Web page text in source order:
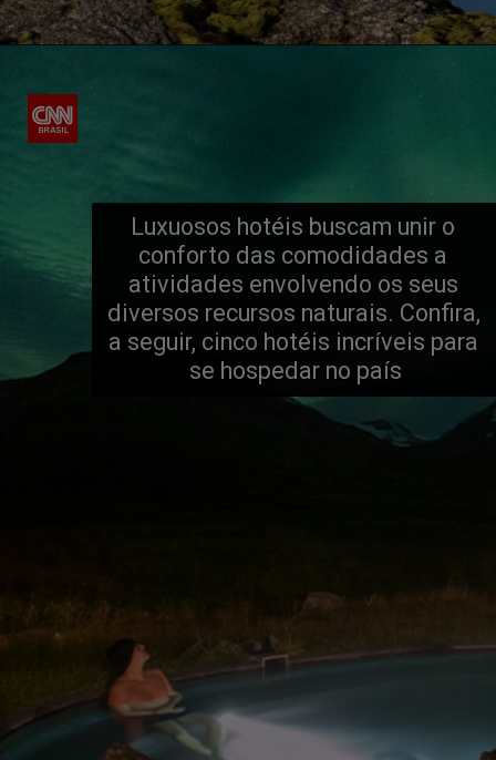
Luxuosos hotéis buscam unir o
conforto das comodidades a
atividades envolvendo os seus
diversos recursos naturais. Confira,
a seguir, cinco hotéis incríveis para
se hospedar no país